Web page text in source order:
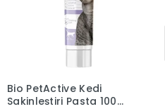
Bio PetActive Kedi
Sakinleştiri Pasta 100